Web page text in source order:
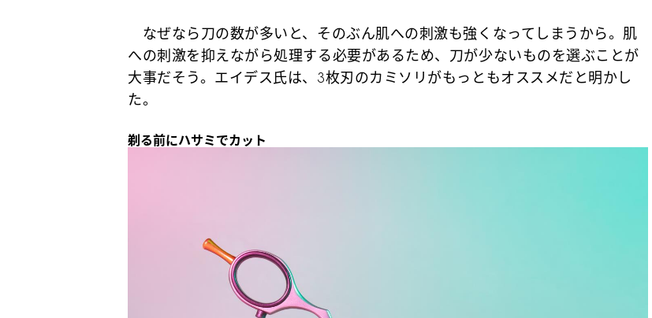
なぜなら刀の数が多いと、そのぶん肌への刺激も強くなってしまうから。肌
への刺激を抑えながら処理する必要があるため、刀が少ないものを選ぶことが
大事だそう。エイデス氏は、3枚刃のカミソリがもっともオススメだと明かし
た。
剃る前にハサミでカット